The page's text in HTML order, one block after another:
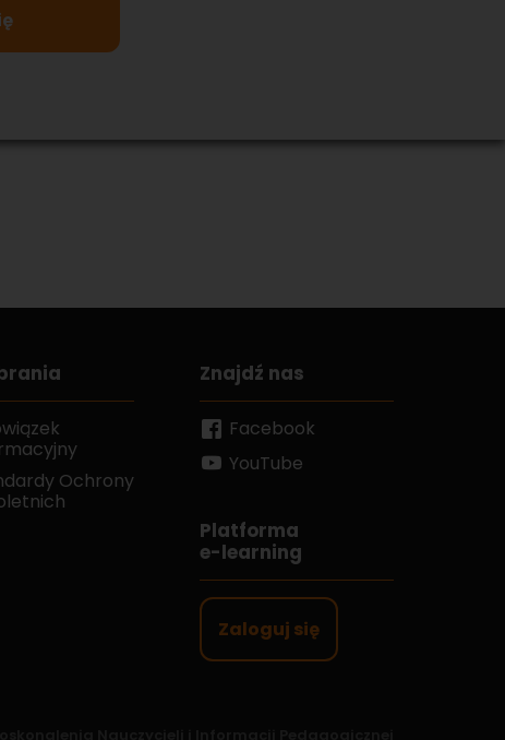
Ochrony
Znajdź nas
Facebook
YouTube
Platforma
e-learning
Zaloguj się